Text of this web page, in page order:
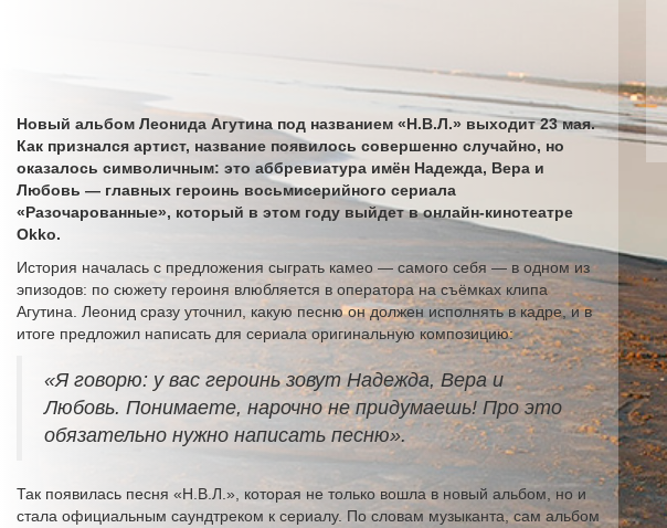
Новый альбом Леонида Агутина под названием «Н.В.Л.» выходит 23 мая.
Как признался артист, название появилось совершенно случайно, но
оказалось символичным: это аббревиатура имён Надежда, Вера и
Любовь — главных героинь восьмисерийного сериала
«Разочарованные», который в этом году выйдет в онлайн-кинотеатре
Okko.
История началась с предложения сыграть камео — самого себя — в одном из
эпизодов: по сюжету героиня влюбляется в оператора на съёмках клипа
Агутина. Леонид сразу уточнил, какую песню он должен исполнять в кадре, и в
итоге предложил написать для сериала оригинальную композицию:
«Я говорю: у вас героинь зовут Надежда, Вера и
Любовь. Понимаете, нарочно не придумаешь! Про это
обязательно нужно написать песню».
Так появилась песня «Н.В.Л.», которая не только вошла в новый альбом, но и
стала официальным саундтреком к сериалу. По словам музыканта, сам альбом